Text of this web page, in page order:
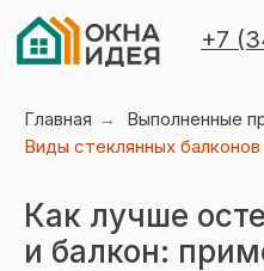
+7 (3452) 53-
Главная → Выполненные
Виды стеклянных балконов
Как лучше
и балкон: